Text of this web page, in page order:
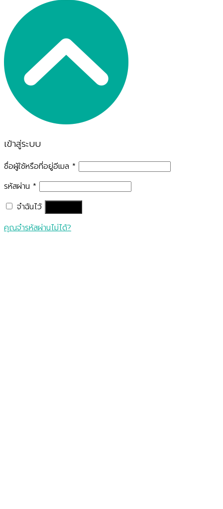
เข้าสู่ระบบ
ชื่อผู้ใช้หรือที่อยู่อีเมล *
รหัสผ่าน *
จำฉันไว้
คุณจำรหัสผ่านไม่ได้?